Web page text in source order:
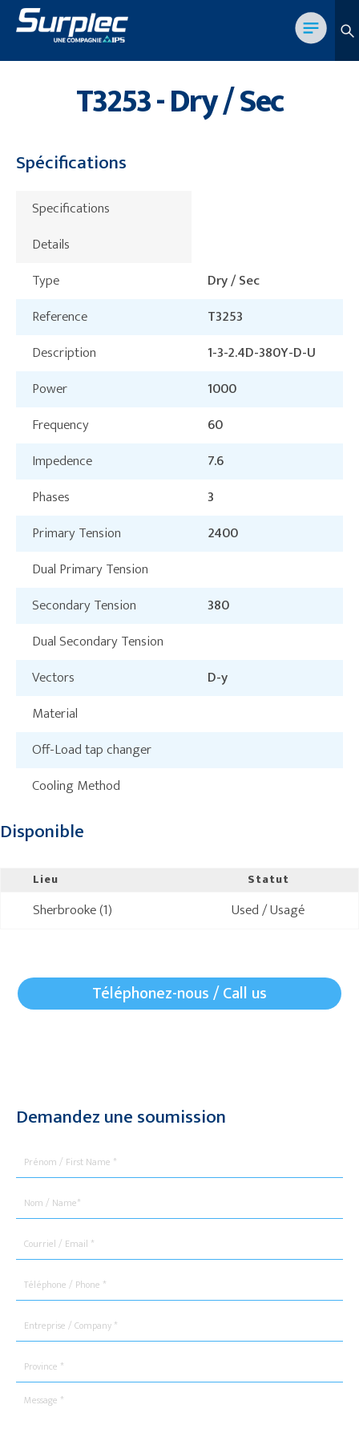
T3253 - Dry / Sec
Spécifications
Specifications
Details
Type
Dry / Sec
Reference
T3253
Description
1-3-2.4D-380Y-D-U
Power
1000
Frequency
60
Impedence
7.6
Phases
3
Primary Tension
2400
Dual Primary Tension
Secondary Tension
380
Dual Secondary Tension
Vectors
D-y
Material
Off-Load tap changer
Cooling Method
Disponible
Lieu Statut
Sherbrooke (1) Used / Usagé
Téléphonez-nous / Call us
Demandez une soumission